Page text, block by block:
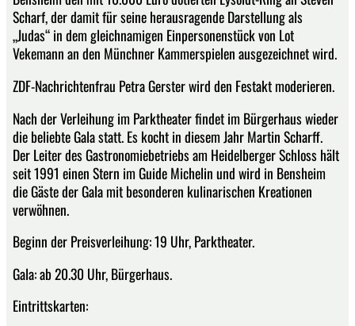
Scharf, der damit für seine herausragende Darstellung als
„Judas“ in dem gleichnamigen Einpersonenstück von Lot
Vekemann an den Münchner Kammerspielen ausgezeichnet wird.
ZDF-Nachrichtenfrau Petra Gerster wird den Festakt moderieren.
Nach der Verleihung im Parktheater findet im Bürgerhaus wieder
die beliebte Gala statt. Es kocht in diesem Jahr Martin Scharff.
Der Leiter des Gastronomiebetriebs am Heidelberger Schloss hält
seit 1991 einen Stern im Guide Michelin und wird in Bensheim
die Gäste der Gala mit besonderen kulinarischen Kreationen
verwöhnen.
Beginn der Preisverleihung: 19 Uhr, Parktheater.
Gala: ab 20.30 Uhr, Bürgerhaus.
Eintrittskarten: